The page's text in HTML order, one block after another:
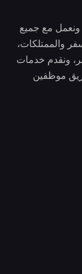
مع جميع
والممتلكات،
ونقدم خدمات
موظفين